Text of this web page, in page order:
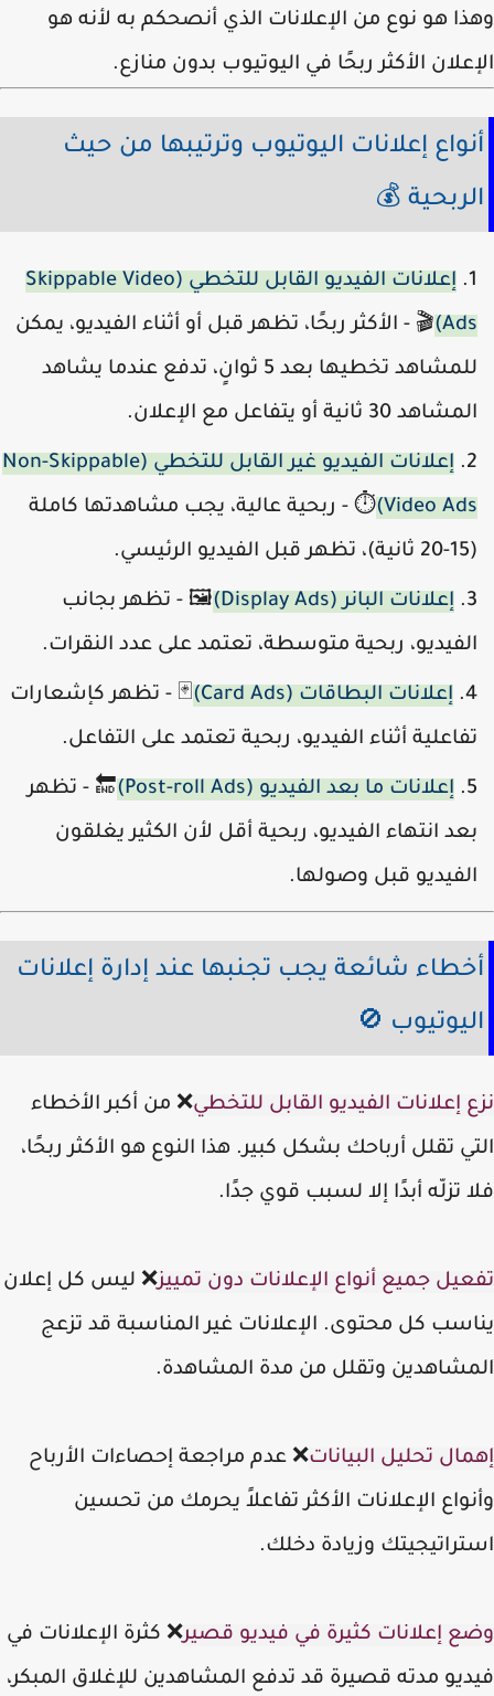
هو نوع من الإعلانات الذي أنصحكم به لأنه هو
الأكثر ربحًا في اليوتيوب بدون منازع.
إعلانات اليوتيوب وترتيبها من حيث
💰
إعلانات الفيديو القابل للتخطي (Skippable Video
🎬 - الأكثر ربحًا، تظهر قبل أو أثناء الفيديو، يمكن
للمشاهد تخطيها بعد 5 ثوانٍ، تدفع عندما يشاهد
30 ثانية أو يتفاعل مع الإعلان.
إعلانات الفيديو غير القابل للتخطي (Non-Skippable
Video ⏱️ - ربحية عالية، يجب مشاهدتها كاملة
إعلانات البانر (Display Ads)
🖼️ - تظهر بجانب
ربحية متوسطة، تعتمد على عدد النقرات.
إعلانات البطاقات (Card Ads)
🃏 - تظهر كإشعارات
أثناء الفيديو، ربحية تعتمد على التفاعل.
إعلانات ما بعد الفيديو (Post-roll Ads)
🔚 - تظهر
انتهاء الفيديو، ربحية أقل لأن الكثير يغلقون
قبل وصولها.
شائعة يجب تجنبها عند إدارة إعلانات
🚫
إعلانات الفيديو القابل للتخطي❌ من أكبر الأخطاء
تقلل أرباحك بشكل كبير. هذا النوع هو الأكثر ربحًا،
تزلّه أبدًا إلا لسبب قوي جدًا.
جميع أنواع الإعلانات دون تمييز❌ ليس كل إعلان
كل محتوى. الإعلانات غير المناسبة قد تزعج
وتقلل من مدة المشاهدة.
تحليل البيانات❌ عدم مراجعة إحصاءات الأرباح
الإعلانات الأكثر تفاعلاً يحرمك من تحسين
وزيادة دخلك.
إعلانات كثيرة في فيديو قصير❌ كثرة الإعلانات في
مدته قصيرة قد تدفع المشاهدين للإغلاق المبكر،